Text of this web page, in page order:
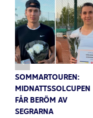
SOMMARTOUREN:
MIDNATTSSOLCUPEN
FÅR BERÖM AV
SEGRARNA